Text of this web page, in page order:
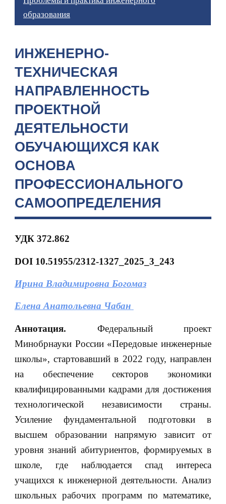
образования
ИНЖЕНЕРНО-
ТЕХНИЧЕСКАЯ
НАПРАВЛЕННОСТЬ
ПРОЕКТНОЙ
ДЕЯТЕЛЬНОСТИ
ОБУЧАЮЩИХСЯ КАК
ОСНОВА
ПРОФЕССИОНАЛЬНОГО
САМООПРЕДЕЛЕНИЯ
УДК 372.862
DOI 10.51955/2312-1327_2025_3_243
Ирина Владимировна Богомаз
Елена Анатольевна Чабан
Аннотация. Федеральный проект
Минобрнауки России «Передовые инженерные
школы», стартовавший в 2022 году, направлен
на обеспечение секторов экономики
квалифицированными кадрами для достижения
технологической независимости страны.
Усиление фундаментальной подготовки в
высшем образовании напрямую зависит от
уровня знаний абитуриентов, формируемых в
школе, где наблюдается спад интереса
учащихся к инженерной деятельности. Анализ
школьных рабочих программ по математике,